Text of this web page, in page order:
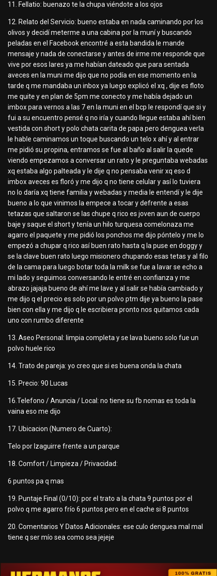
11. Fellatio: buenazo te la chupa viéndote a los ojos
12. Relato del Servicio: bueno estaba en nada caminando por los
olivos y decidí meterme a una cabina por la muní y buscando
peladas en el Facebook encontré a esta bandida le mande
mensaje y nada de conectarse y antes de irme me responde que
vive por esos lares ya me habían dateado que para sentada
aveces en la muni me dijo que no podía en ese momento en la
tarde q me mandaba un inbox ya luego explicó el xq , dije es floto
me quite y en plan de 5pm me conecto y me había dejado un
imbox para vernos a las 7 en la muni en el bcp le respondí que si y
fui a su encuentro pensé q no iría y cuando llegue estaba ahí bien
vestida con short y polo chata carita de papa pero denguea verla
le hable caminamos un toque buscando un telo x ahí y al entrar
me pidió su propina, entramos se fue al baño al salir la quede
viendo empezamos a conversar un rato y le preguntaba webadas
xq estaba algo palteada y le dije q no pensaba venir xq eso d
imbox aveces es floró y me dijo q no tiene celular y así lo tuviera
no lo daría xq tiene familia y webadas y media le entendí y le dije
bueno a lo que vinimos la empece a tocar y defrente a esas
tetazas que saltaron se las chupe q rico es joven aun de cuerpo
baje y saque el short y tenía un hilo turquesa comelonaza me
agarro el paquete y me pidió los ponchos me dijo póntelo y me lo
empezó a chupar q rico así buen rato hasta q la puse en doggy y
se la clave buen rato luego misionero chupando esas tetas y al filo
de la cama para luego botar toda la milk se fue a lavar se echo a
mi lado y seguimos conversando le entré en confianza y me
abrazo jajaja bueno de ahí me lave y al salir se había cambiado y
me dijo q el precio es solo por un polvo ptm dije ya bueno la pase
bien con ella y me dijo q le escribiera pronto nos quitamos cada
uno con rumbo diferente
13. Aseo Personal: limpia completa y se lava bueno solo fue un
polvo huele rico
14. Trato de pareja: yo creo que si es buena onda la chata
15. Precio: 90 Lucas
16.Telefono / Anuncia / Local: no tiene su fb nomas es toda la
vaina eso me dijo
17. Ubicacion (Numero de Cuarto):
Telo por Izaguirre frente a un parque
18. Comfort / Limpieza / Privacidad:
6 puntos pa q mas
19. Puntaje Final (0/10): por el trato a la chata 9 puntos por el
polvo q me agarro frío 6 puntos pero en el cache si 8 puntos
20. Comentarios Y Datos Adicionales: ese culo denguea mal mal
tiene q ser mío sea como sea jejeje